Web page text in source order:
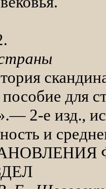
для
2-е изд.,
и